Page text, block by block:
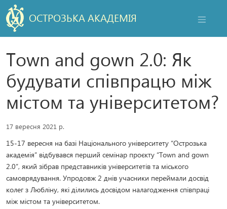
ОСТРОЗЬКА АКАДЕМІЯ
Town and gown 2.0: Як
будувати співпрацю між
містом та університетом?
17 вересня 2021 р.
15-17 вересня на базі Національного університету “Острозька
академія” відбувався перший семінар проєкту “Town and gown
2.0”, який зібрав представників університетів та міського
самоврядування. Упродовж 2 днів учасники переймали досвід
колег з Любліну, які ділились досвідом налагодження співпраці
між містом та університетом.